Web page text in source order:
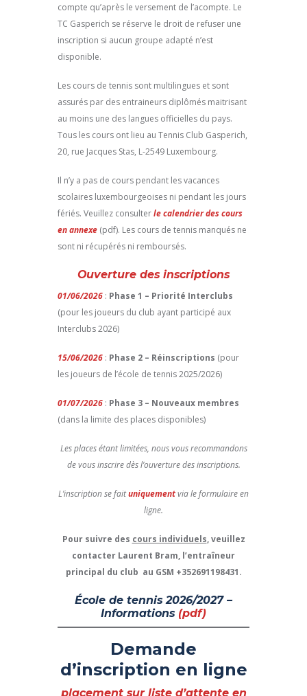
compte qu’après le versement de l’acompte. Le
TC Gasperich se réserve le droit de refuser une
inscription si aucun groupe adapté n’est
disponible.
Les cours de tennis sont multilingues et sont
assurés par des entraineurs diplômés maitrisant
au moins une des langues officielles du pays.
Tous les cours ont lieu au Tennis Club Gasperich,
20, rue Jacques Stas, L-2549 Luxembourg.
Il n’y a pas de cours pendant les vacances
scolaires luxembourgeoises ni pendant les jours
fériés. Veuillez consulterle calendrier des cours
en annexe (pdf). Les cours de tennis manqués ne
sont ni récupérés ni remboursés.
Ouverture des inscriptions
01/06/2026 : Phase 1 – Priorité Interclubs
(pour les joueurs du club ayant participé aux
Interclubs 2026)
15/06/2026 : Phase 2 – Réinscriptions (pour
les joueurs de l’école de tennis 2025/2026)
01/07/2026 : Phase 3 – Nouveaux membres
(dans la limite des places disponibles)
Les places étant limitées, nous vous recommandons
de vous inscrire dès l’ouverture des inscriptions.
L’inscription se faituniquementvia le formulaire en
ligne.
Pour suivre des cours individuels, veuillez
contacter Laurent Bram, l’entraîneur
principal du club au GSM +352691198431.
École de tennis 2026/2027 –
Informations (pdf)
Demande
d’inscription en ligne
placement sur liste d’attente en